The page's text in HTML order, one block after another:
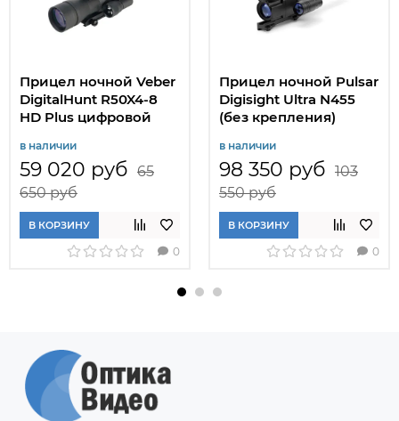
Прицел ночной Veber
DigitalHunt R50X4-8
HD Plus цифровой
в наличии
59 020 руб 65
650 руб
В КОРЗИНУ
0
Прицел ночной Pulsar
Digisight Ultra N455
(без крепления)
в наличии
98 350 руб 103
550 руб
В КОРЗИНУ
0